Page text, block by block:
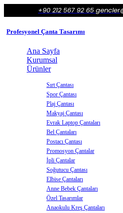
+90 212 567 92 65
Profesyonel Çanta Tasarımı
Ana Sayfa
Kurumsal
Ürünler
Sırt Çantası
Spor Çantası
Plaj Çantası
Makyaj Çantası
Evrak Laptop Çantaları
Bel Çantaları
Postacı Çantası
Promosyon Çantalar
İpli Çantalar
Soğutucu Çantası
Elbise Çantaları
Anne Bebek Çantaları
Özel Tasarımlar
Anaokulu Kreş Çantaları